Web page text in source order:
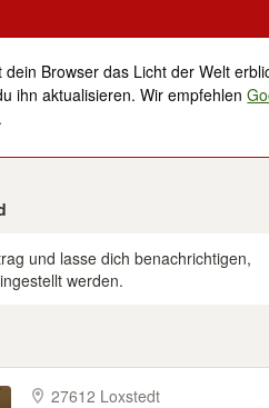
Browser das Licht der Welt
ihn aktualisieren. Wir empfehlen
und lasse dich benachrichtigen,
werden.
27612 Loxstedt